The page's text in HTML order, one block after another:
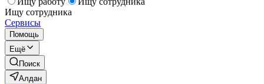
Ищу сотрудника
Сервисы
Помощь
Ещё
Поиск
Алдан